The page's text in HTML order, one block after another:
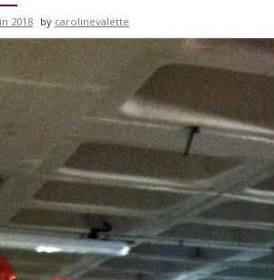
2018 bycarolinevalette